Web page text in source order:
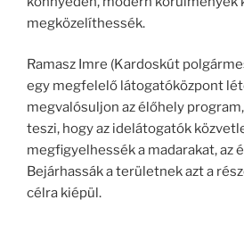
megközelíthessék.
Ramasz Imre (Kardoskút
egy megfelelő látogatóközpont
megvalósuljon az élőhely
teszi, hogy az idelátogatók
megfigyelhessék a madarakat, az
Bejárhassák a területnek azt a
célra kiépül.